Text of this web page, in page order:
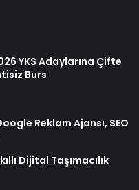
YKS Adaylarına Çifte
Burs
Reklam Ajansı, SEO
Dijital Taşımacılık